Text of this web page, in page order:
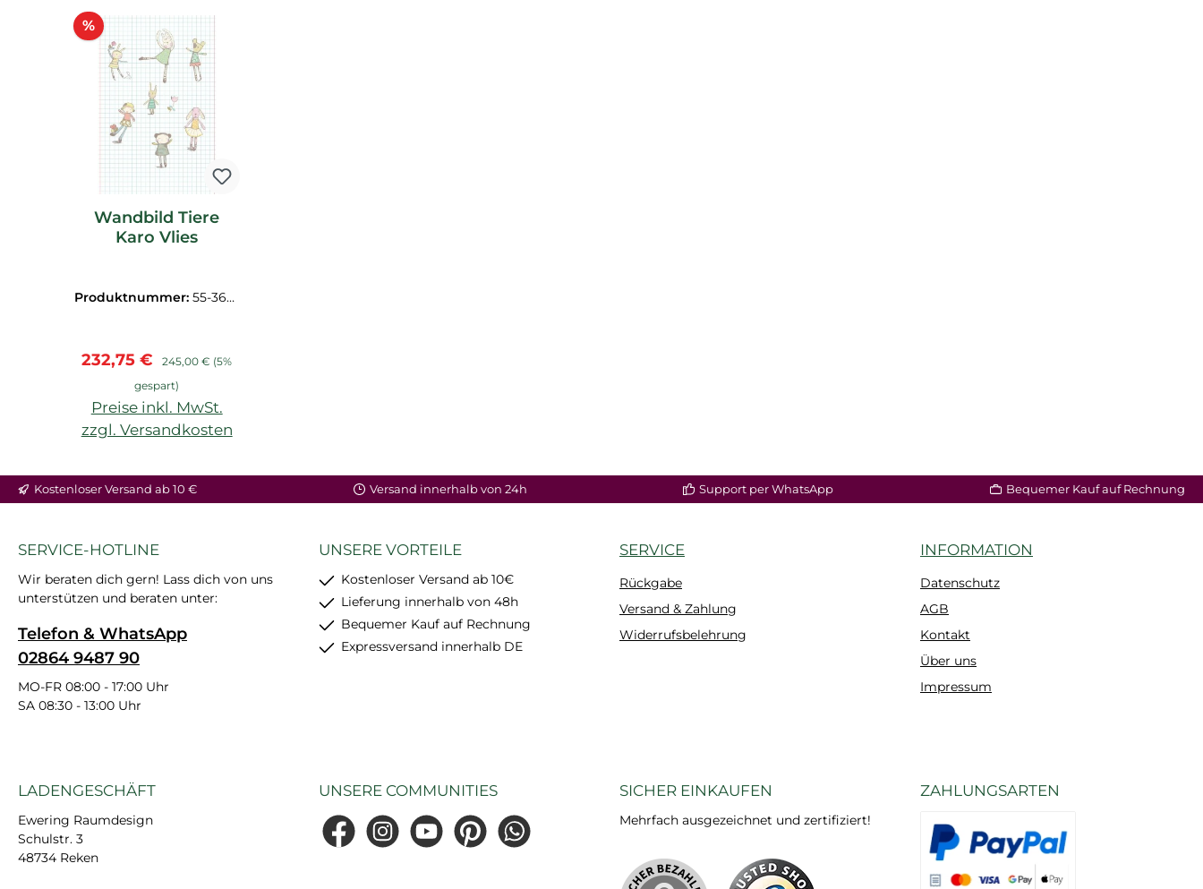
%Rabatt
Wandbild Tiere
Karo Vlies
Produktnummer:55-3641
Verkaufspreis:
232,75 € Regulärer Preis:
245,00 € (5%
gespart)
Preise inkl. MwSt.
zzgl. Versandkosten
Kostenloser Versand ab 10 € Versand innerhalb von 24h Support per WhatsApp Bequemer Kauf auf Rechnung
SERVICE-HOTLINE
Wir beraten dich gern! Lass dich von uns
unterstützen und beraten unter:
Telefon & WhatsApp
02864 9487 90
MO-FR 08:00 - 17:00 Uhr
SA 08:30 - 13:00 Uhr
UNSERE VORTEILE
Kostenloser Versand ab 10€
Lieferung innerhalb von 48h
Bequemer Kauf auf Rechnung
Expressversand innerhalb DE
SERVICE
Rückgabe
Versand & Zahlung
Widerrufsbelehrung
INFORMATION
Datenschutz
AGB
Kontakt
Über uns
Impressum
LADENGESCHÄFT
Ewering Raumdesign
Schulstr. 3
48734 Reken
UNSERE COMMUNITIES
FacebookInstagramYouTubePinterestWhatsApp
SICHER EINKAUFEN
Mehrfach ausgezeichnet und zertifiziert!
ZAHLUNGSARTEN